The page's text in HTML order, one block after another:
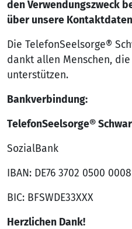
den Verwendungszweck
über unsere
Die TelefonSeelsorge®
dankt allen Menschen,
unterstützen.
Bankverbindung:
TelefonSeelsorge®
SozialBank
IBAN: DE76 3702 0500
BIC: BFSWDE33XXX
Herzlichen Dank!